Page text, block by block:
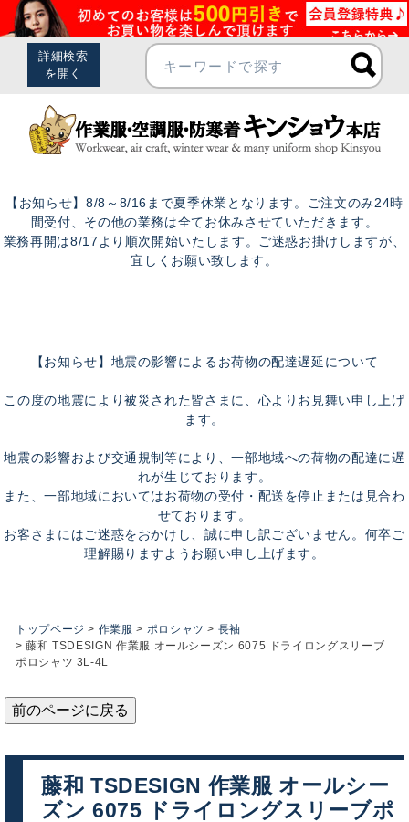
【お知らせ】8/8～8/16まで夏季休業となります。ご注文のみ24時
間受付、その他の業務は全てお休みさせていただきます。
業務再開は8/17より順次開始いたします。ご迷惑お掛けしますが、
宜しくお願い致します。
【お知らせ】地震の影響によるお荷物の配達遅延について
この度の地震により被災された皆さまに、心よりお見舞い申し上げ
ます。
地震の影響および交通規制等により、一部地域への荷物の配達に遅
れが生じております。
また、一部地域においてはお荷物の受付・配送を停止または見合わ
せております。
お客さまにはご迷惑をおかけし、誠に申し訳ございません。何卒ご
理解賜りますようお願い申し上げます。
トップページ 作業服 ポロシャツ
長袖
藤和 TSDESIGN 作業服 オールシーズン 6075 ドライロングスリーブ
ポロシャツ 3L-4L
前のページに戻る
藤和 TSDESIGN 作業服 オールシー
ズン 6075 ドライロングスリーブポ